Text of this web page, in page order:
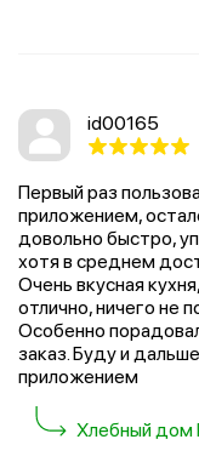
id00165
Первый раз
приложением,
довольно быстро,
хотя в среднем
Очень вкусная
отлично, ничего не
Особенно
заказ. Буду и
приложением
Хлебный дом